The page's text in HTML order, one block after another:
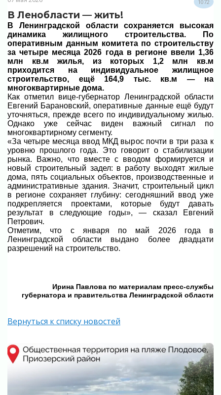
1072
В Ленобласти — жить!
В Ленинградской области сохраняется высокая
динамика жилищного строительства. По
оперативным данным комитета по строительству
за четыре месяца 2026 года в регионе ввели 1,36
млн кв.м жилья, из которых 1,2 млн кв.м
приходится на индивидуальное жилищное
строительство, ещё 164,9 тыс. кв.м — на
многоквартирные дома.
Как отметил вице-губернатор Ленинградской области
Евгений Барановский, оперативные данные ещё будут
уточняться, прежде всего по индивидуальному жилью.
Однако уже сейчас виден важный сигнал по
многоквартирному сегменту.
«За четыре месяца ввод МКД вырос почти в три раза к
уровню прошлого года. Это говорит о стабилизации
рынка. Важно, что вместе с вводом формируется и
новый строительный задел: в работу выходят жилые
дома, пять социальных объектов, производственные и
административные здания. Значит, строительный цикл
в регионе сохраняет глубину: сегодняшний ввод уже
подкрепляется проектами, которые будут давать
результат в следующие годы», — сказал Евгений
Петрович.
Отметим, что с января по май 2026 года в
Ленинградской области выдано более двадцати
разрешений на строительство.
Ирина Павлова по материалам пресс-службы
губернатора и правительства Ленинградской области
Вернуться к списку новостей